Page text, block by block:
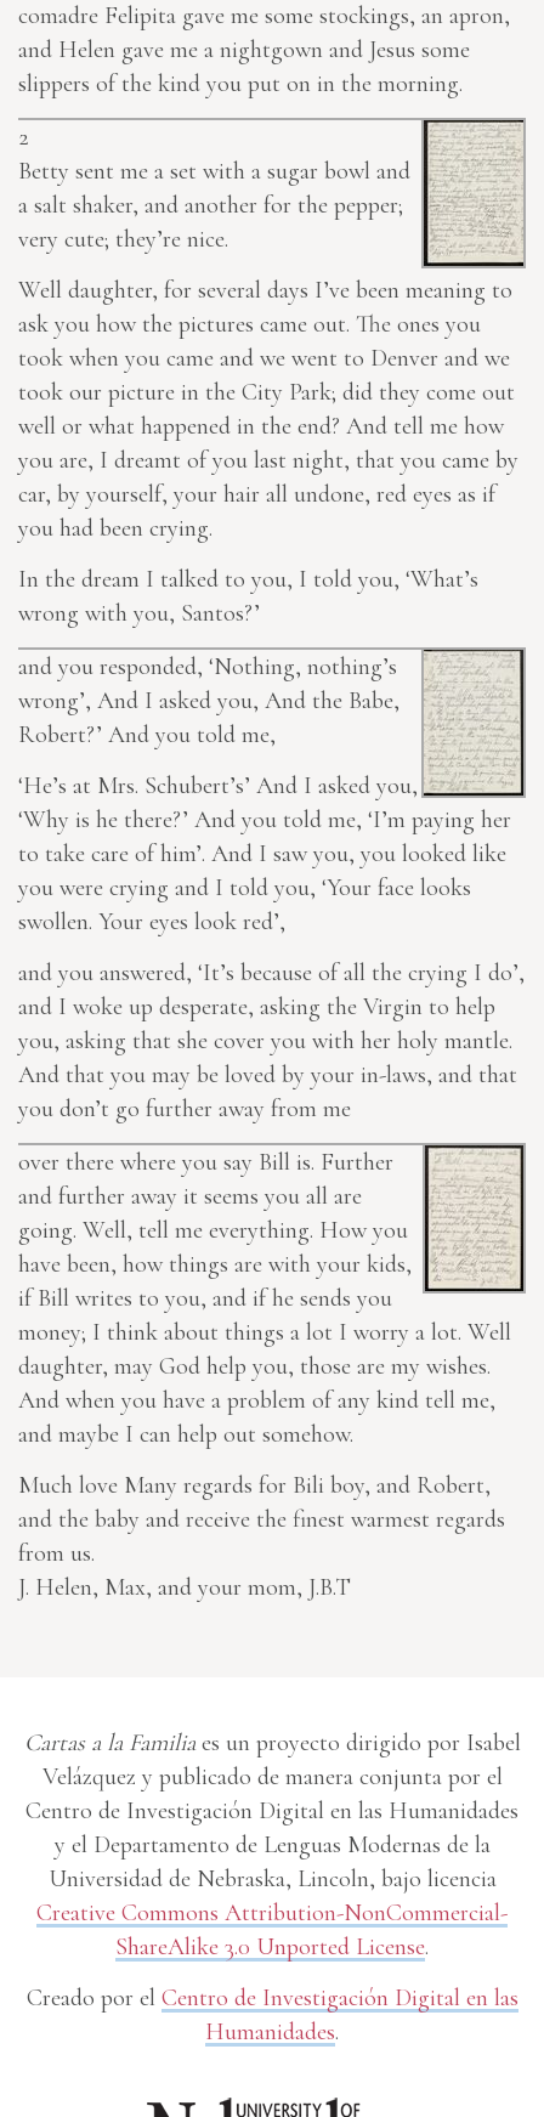
comadre Felipita gave me some stockings, an apron,
and Helen gave me a nightgown and Jesus some
slippers of the kind you put on in the morning.
2
Betty sent me a set with a sugar bowl and
a salt shaker, and another for the pepper;
very cute; they’re nice.
Well daughter, for several days I’ve been meaning to
ask you how the pictures came out. The ones you
took when you came and we went to Denver and we
took our picture in the City Park; did they come out
well or what happened in the end? And tell me how
you are, I dreamt of you last night, that you came by
car, by yourself, your hair all undone, red eyes as if
you had been crying.
In the dream I talked to you, I told you, ‘What’s
wrong with you, Santos?’
and you responded, ‘Nothing, nothing’s
wrong’, And I asked you, And the Babe,
Robert?’ And you told me,
‘He’s at Mrs. Schubert’s’ And I asked you,
‘Why is he there?’ And you told me, ‘I’m paying her
to take care of him’. And I saw you, you looked like
you were crying and I told you, ‘Your face looks
swollen. Your eyes look red’,
and you answered, ‘It’s because of all the crying I do’,
and I woke up desperate, asking the Virgin to help
you, asking that she cover you with her holy mantle.
And that you may be loved by your in-laws, and that
you don’t go further away from me
over there where you say Bill is. Further
and further away it seems you all are
going. Well, tell me everything. How you
have been, how things are with your kids,
if Bill writes to you, and if he sends you
money; I think about things a lot I worry a lot. Well
daughter, may God help you, those are my wishes.
And when you have a problem of any kind tell me,
and maybe I can help out somehow.
Much love Many regards for Bili boy, and Robert,
and the baby and receive the finest warmest regards
from us.
J. Helen, Max, and your mom, J.B.T
Cartas a la Familiaes un proyecto dirigido por Isabel
Velázquez y publicado de manera conjunta por el
Centro de Investigación Digital en las Humanidades
y el Departamento de Lenguas Modernas de la
Universidad de Nebraska, Lincoln, bajo licencia
Creative Commons Attribution-NonCommercial-
ShareAlike 3.0 Unported License.
Creado por el Centro de Investigación Digital en las
Humanidades.